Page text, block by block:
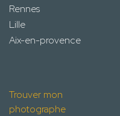
Rennes
Lille
Aix-en-provence
Trouver mon
photographe